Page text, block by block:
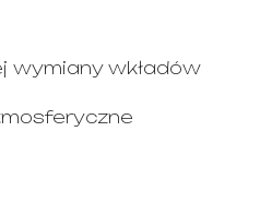
wymiany wkładów